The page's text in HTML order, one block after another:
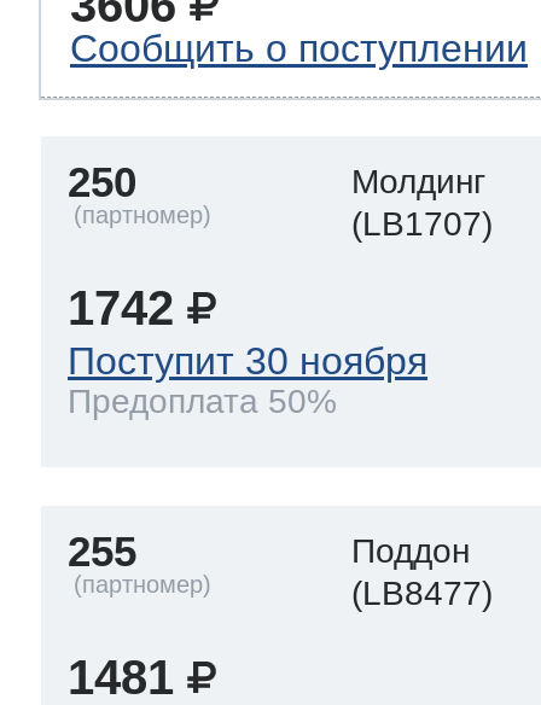
Сообщить о поступлении
250
Молдинг
(LB1707)
1742
Поступит 30 ноября
Предоплата 50%
255
Поддон
(LB8477)
1481